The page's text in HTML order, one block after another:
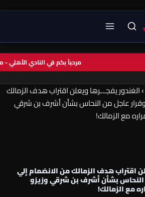
مرحباً بكم في النادي
›الغندور يفجـ.ـرها ويعلن اقتراب هدف الزمالك
عاجل من النحاس بشأن أشرف بن شرقي
مع الزمالك!
اقتراب هدف الزمالك من الانضمام إلي
النحاس بشأن أشرف بن شرقي وزيزو
مع الزمالك!